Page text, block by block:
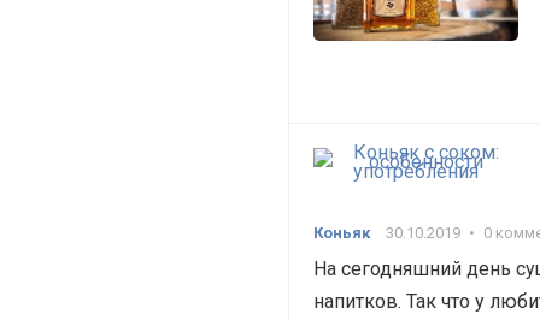
Коньяк 30.10.2019 • 0
На сегодняшний день
напитков. Так что у